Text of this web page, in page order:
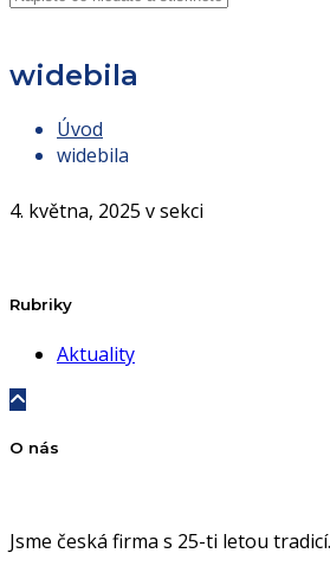
widebila
Úvod
widebila
4. května, 2025 v sekci
Rubriky
Aktuality
O nás
Jsme česká firma s 25-ti letou